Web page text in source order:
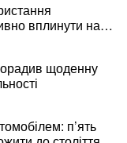
вплинути на
щоденну
п’ять